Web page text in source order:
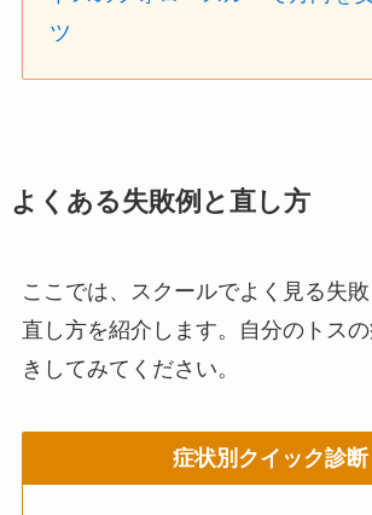
ツ
よくある失敗例と直し方
ここでは、スクールでよく見る失
直し方を紹介します。自分のトスの
きしてみてください。
症状別クイック診断